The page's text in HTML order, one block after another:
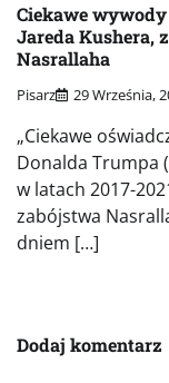
Ciekawe
Jareda Kushera,
Nasrallaha
Pisarz 29 Września,
„Ciekawe
Donalda Trumpa
w latach 2017-
zabójstwa
dniem […]
Dodaj komentarz